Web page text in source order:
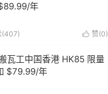
年
(407)  赞(0)
瓦工中国香港 HK85 限量
$79.99/年